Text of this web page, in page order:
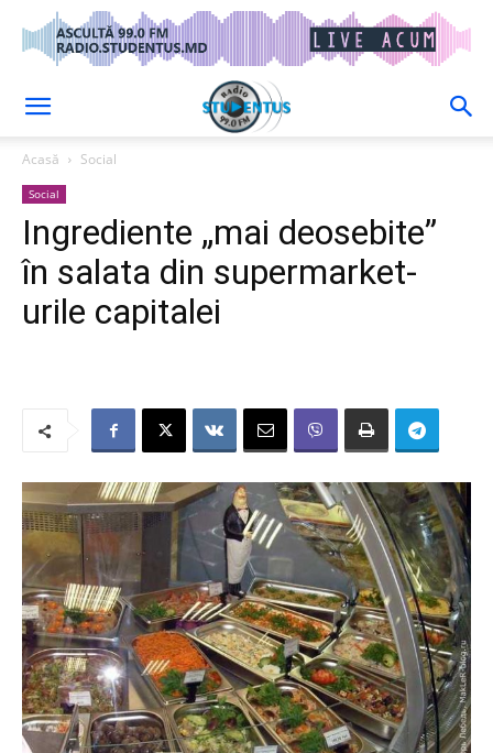
Acasă Social
Social
Ingrediente „mai deosebite”
în salata din supermarket-
urile capitalei